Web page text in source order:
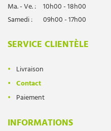
Ma. - Ve. :
10h00 - 18h00
Samedi :
09h00 - 17h00
SERVICE CLIENTÈLE
Livraison
Contact
Paiement
INFORMATIONS